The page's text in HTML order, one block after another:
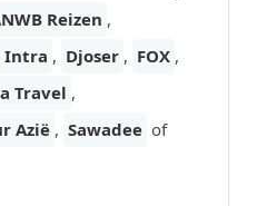
Reizen ,
Intra , Djoser , FOX ,
Travel ,
Azië , Sawadee of